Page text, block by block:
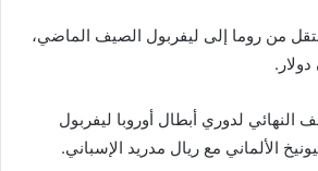
(25 عاما) انتقل من روما إلى ليفربول الصيف الماضي،
لدوري أبطال أوروبا ليفربول
الألماني مع ريال مدريد الإسباني.